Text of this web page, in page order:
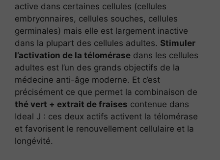
active dans certaines cellules (cellules
embryonnaires, cellules souches, cellules
germinales) mais elle est largement inactive
dans la plupart des cellules adultes. Stimuler
l’activation de la télomérase dans les cellules
adultes est l’un des grands objectifs de la
médecine anti-âge moderne. Et c’est
précisément ce que permet la combinaison de
thé vert + extrait de fraises contenue dans
Ideal J : ces deux actifs activent la télomérase
et favorisent le renouvellement cellulaire et la
longévité.